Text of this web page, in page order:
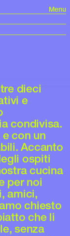
Menu
dieci
e
condivisa.
con un
Accanto
ospiti
cucina
per noi
amici,
chiesto
che li
senza